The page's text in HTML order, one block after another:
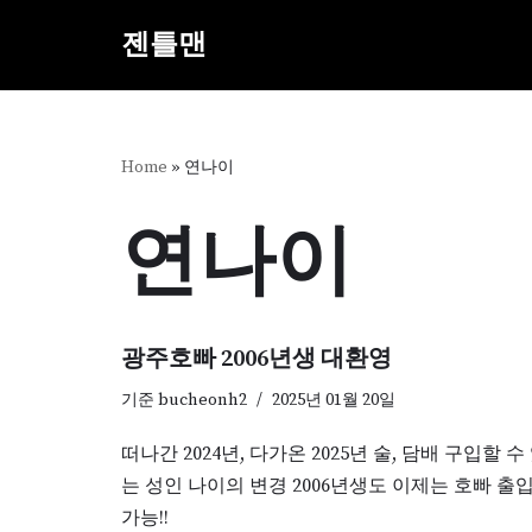
텐
젠틀맨
Home » 연나이
연나이
광주호빠 2006년생 대환영
기준 bucheonh2 2025년 01월 20일
떠나간 2024년, 다가온 2025년 술, 담배 구입할 수
는 성인 나이의 변경 2006년생도 이제는 호빠 출입
가능!!